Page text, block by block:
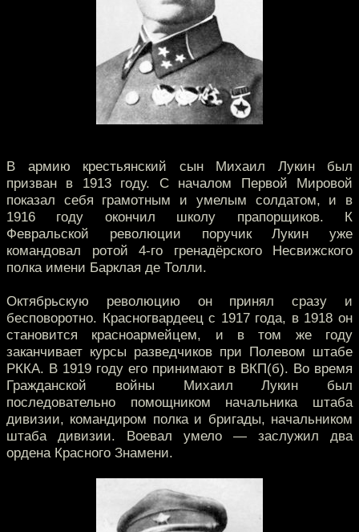
В армию крестьянский сын Михаил Лукин был
призван в 1913 году. С началом Первой Мировой
показал себя грамотным и умелым солдатом, и в
1916 году окончил школу прапорщиков. К
Февральской революции поручик Лукин уже
командовал ротой 4-го гренадёрского Несвижского
полка имени Барклая де Толли.
Октябрьскую революцию он принял сразу и
бесповоротно. Красногвардеец с 1917 года, в 1918 он
становится красноармейцем, и в том же году
заканчивает курсы разведчиков при Полевом штабе
РККА. В 1919 году его принимают в ВКП(б). Во время
Гражданской войны Михаил Лукин был
последовательно помощником начальника штаба
дивизии, командиром полка и бригады, начальником
штаба дивизии. Воевал умело — заслужил два
ордена Красного Знамени.